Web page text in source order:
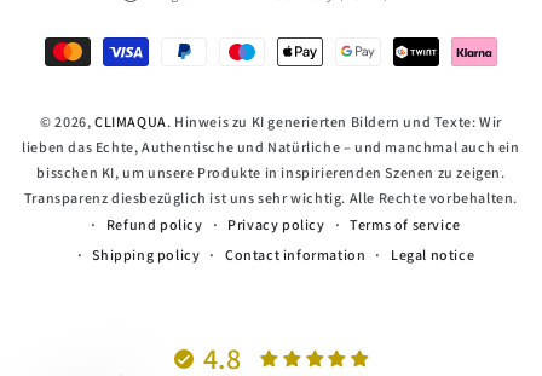
© 2026, CLIMAQUA. Hinweis zu KI generierten Bildern und Texte: Wir
lieben das Echte, Authentische und Natürliche – und manchmal auch ein
bisschen KI, um unsere Produkte in inspirierenden Szenen zu zeigen.
Transparenz diesbezüglich ist uns sehr wichtig. Alle Rechte vorbehalten.
Refund policy
Privacy policy
Terms of service
Shipping policy
Contact information Legal notice
Payment
4.8